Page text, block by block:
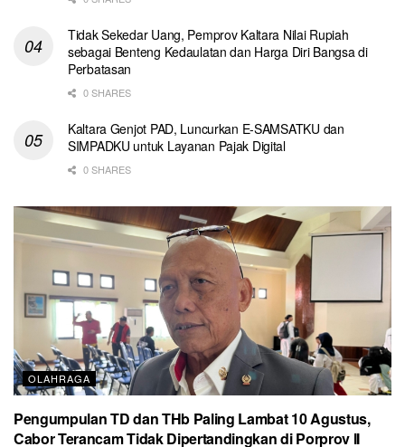
Tidak Sekedar Uang, Pemprov Kaltara Nilai Rupiah
sebagai Benteng Kedaulatan dan Harga Diri Bangsa di
Perbatasan
0 SHARES
Kaltara Genjot PAD, Luncurkan E-SAMSATKU dan
SIMPADKU untuk Layanan Pajak Digital
0 SHARES
OLAHRAGA
Pengumpulan TD dan THb Paling Lambat 10 Agustus,
Cabor Terancam Tidak Dipertandingkan di Porprov II